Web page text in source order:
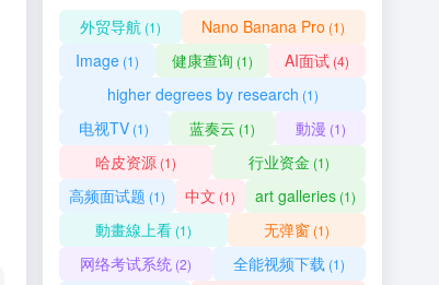
外贸导航 (1) Nano Banana Pro (1)
Image(1) 健康查询 (1) AI面试 (4)
higher degrees by research (1)
电视TV (1) 蓝奏云 (1) 動漫 (1)
哈皮资源 (1) 行业资金 (1)
高频面试题 (1) 中文 (1) art galleries (1)
動畫線上看 (1) 无弹窗 (1)
网络考试系统 (2) 全能视频下载 (1)